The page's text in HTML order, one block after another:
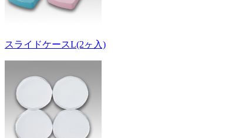
スライドケースL(2ヶ入)